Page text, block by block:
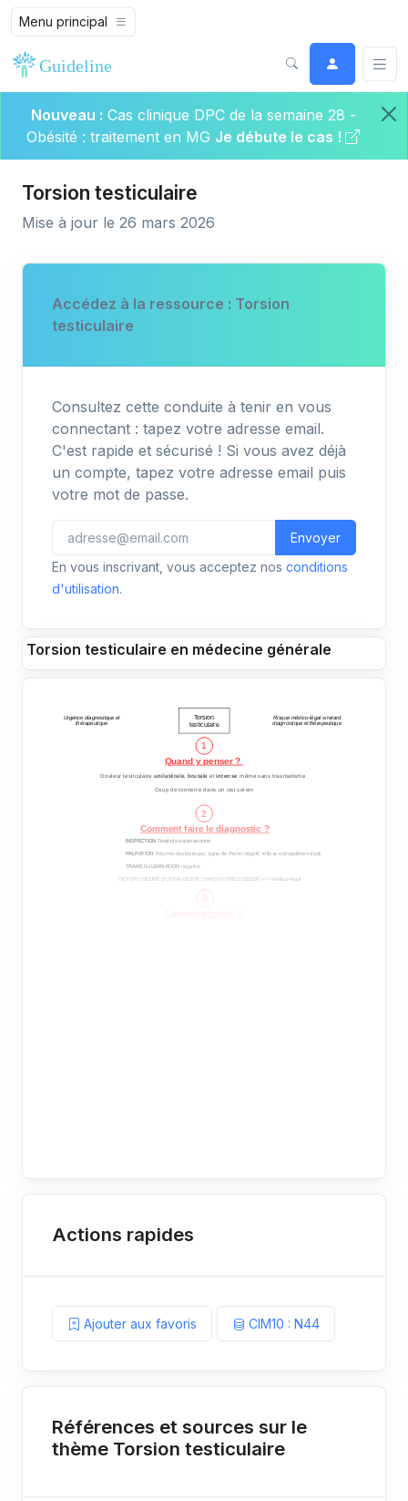
Menu principal
Nouveau : Cas clinique DPC de la semaine 28 -
Obésité : traitement en MG Je débute le cas !
Torsion testiculaire
Mise à jour le 26 mars 2026
Accédez à la ressource : Torsion
testiculaire
Consultez cette conduite à tenir en vous
connectant : tapez votre adresse email.
C'est rapide et sécurisé ! Si vous avez déjà
un compte, tapez votre adresse email puis
votre mot de passe.
Envoyer
En vous inscrivant, vous acceptez nos conditions
d'utilisation.
Torsion testiculaire en médecine générale
Actions rapides
Ajouter aux favoris CIM10 : N44
Références et sources sur le
thème Torsion testiculaire